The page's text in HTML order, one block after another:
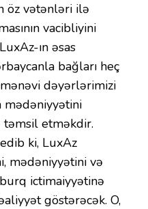
öz vətənləri ilə
vacibliyini
ın əsas
bağları heç
dəyərlərimizi
mədəniyyətini
etməkdir.
ki, LuxAz
mədəniyyətini və
ictimaiyyətinə
göstərəcək. O,